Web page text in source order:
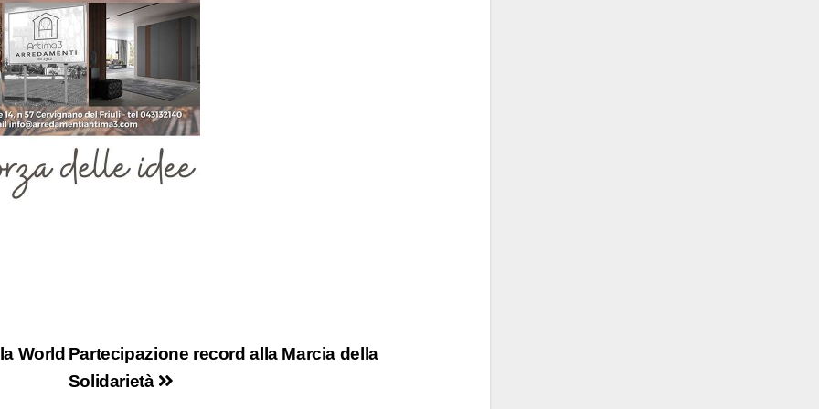
Partecipazione record alla Marcia della
Solidarietà
World